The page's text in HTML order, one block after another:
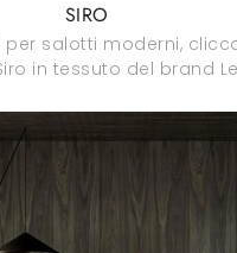
SIRO
per salotti moderni,
in tessuto del brand